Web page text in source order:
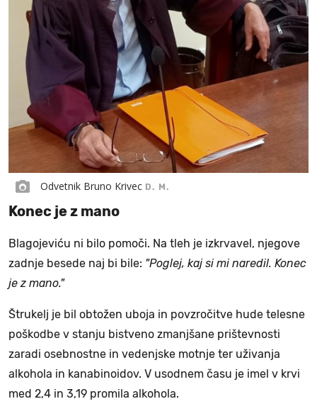
Odvetnik Bruno Krivec D. M.
Konec je z mano
Blagojeviću ni bilo pomoči. Na tleh je izkrvavel, njegove
zadnje besede naj bi bile: "Poglej, kaj si mi naredil. Konec
je z mano."
Štrukelj je bil obtožen uboja in povzročitve hude telesne
poškodbe v stanju bistveno zmanjšane prištevnosti
zaradi osebnostne in vedenjske motnje ter uživanja
alkohola in kanabinoidov. V usodnem času je imel v krvi
med 2,4 in 3,19 promila alkohola.